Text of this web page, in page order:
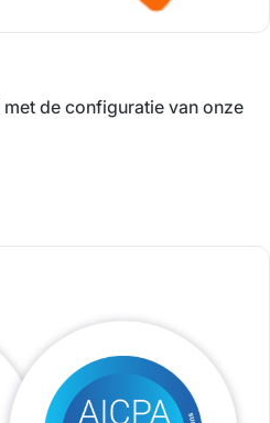
de configuratie van onze